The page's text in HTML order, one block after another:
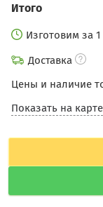
Итого
Изготовим за
Доставка
Цены и наличие
Показать на карте